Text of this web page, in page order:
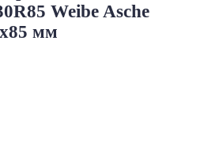
Weibe Asche
мм